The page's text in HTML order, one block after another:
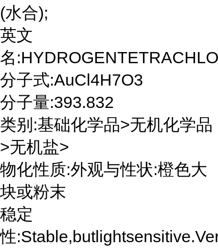
(水合);
英文
名
分子式:AuCl4H7O3
分子量:393.832
类别:基础化学品>无机化学品
>无机盐>
物化性质:外观与性状:橙色大
块或粉末
稳定
性